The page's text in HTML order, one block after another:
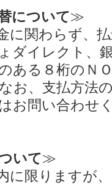
について≫
に関わらず、
ダイレクト、
ある８桁のＮ
お、支払方法
お問い合わせ
いて≫
に限りますが